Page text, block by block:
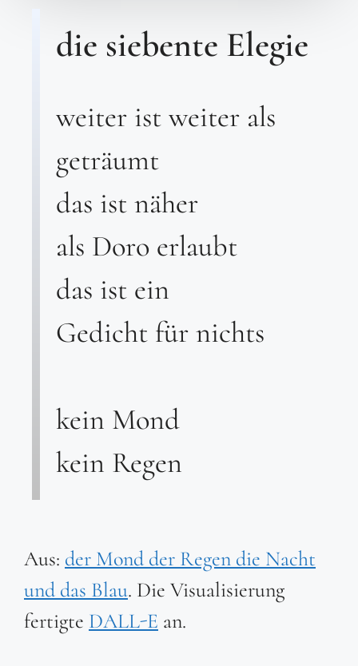
die siebente Elegie
weiter ist weiter als
geträumt
das ist näher
als Doro erlaubt
das ist ein
Gedicht für nichts
kein Mond
kein Regen
Aus: der Mond der Regen die Nacht
und das Blau. Die Visualisierung
fertigte DALL-E an.